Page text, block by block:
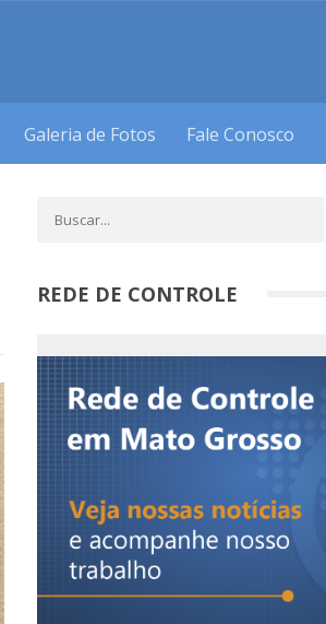
Galeria de Fotos Fale Conosco
REDE DE CONTROLE